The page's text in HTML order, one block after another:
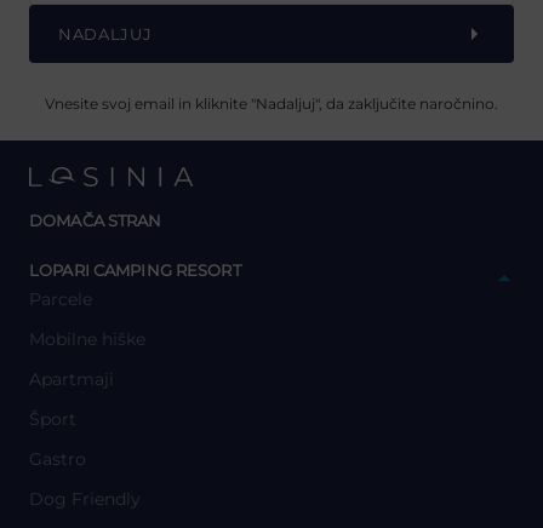
NADALJUJ
Vnesite svoj email in kliknite "Nadaljuj", da zaključite naročnino.
DOMAČA STRAN
LOPARI CAMPING RESORT
Parcele
Mobilne hiške
Apartmaji
Šport
Gastro
Dog Friendly